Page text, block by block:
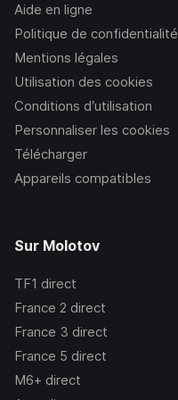
Aide en ligne
Politique de confidentialité
Mentions légales
Utilisation des cookies
Conditions d’utilisation
Personnaliser les cookies
Télécharger
Appareils compatibles
Sur Molotov
TF1 direct
France 2 direct
France 3 direct
France 5 direct
M6+ direct